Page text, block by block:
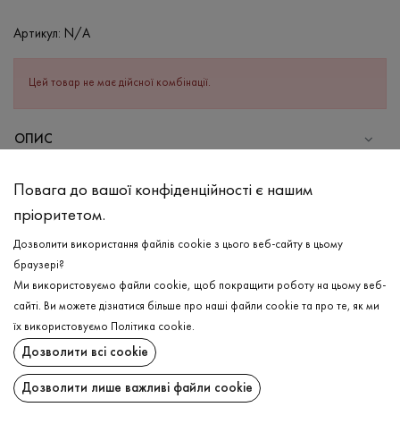
Артикул: N/A
Цей товар не має дійсної комбінації.
ОПИС
Бавовна - 100%
ДОСТАВКА
ПОВЕРНЕННЯ
Поширити:
Повага до вашої конфіденційності є нашим
пріоритетом.
Дозволити використання файлів cookie з цього веб-сайту в цьому
браузері?
Ми використовуємо файли cookie, щоб покращити роботу на цьому веб-
сайті. Ви можете дізнатися більше про наші файли cookie та про те, як ми
їх використовуємо
Політика cookie.
Дозволити всі cookie
Дозволити лише важливі файли cookie